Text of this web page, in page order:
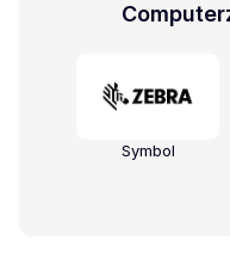
Symbol